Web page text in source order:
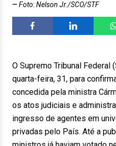
Foto: Nelson Jr./SCO/STF
O Supremo Tribunal Federal
quarta-feira, 31, para
concedida pela ministra
os atos judiciais e
ingresso de agentes em
privadas pelo País. Até a